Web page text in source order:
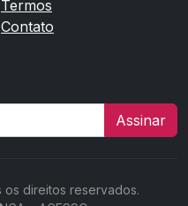
Termos
Contato
Assinar
os direitos reservados.